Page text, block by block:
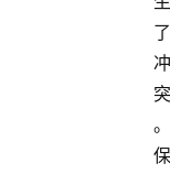
了
冲
突
。
保